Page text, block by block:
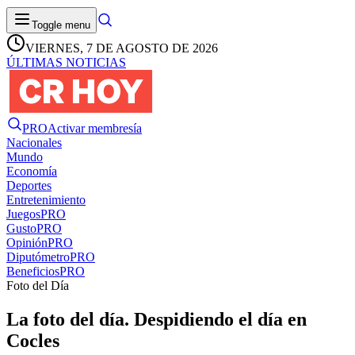
Toggle menu
VIERNES, 7 DE AGOSTO DE 2026
ÚLTIMAS NOTICIAS
PROActivar membresía
Nacionales
Mundo
Economía
Deportes
Entretenimiento
JuegosPRO
GustoPRO
OpiniónPRO
DiputómetroPRO
BeneficiosPRO
Foto del Día
La foto del día. Despidiendo el día en
Cocles